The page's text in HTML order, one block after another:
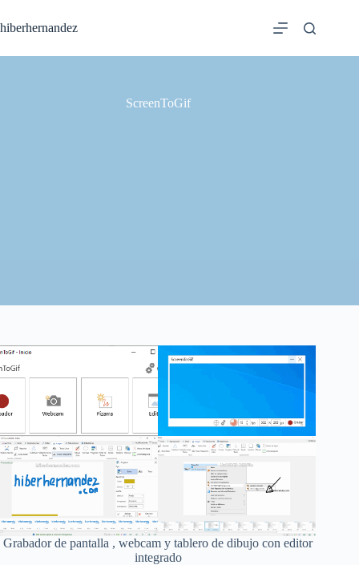
al
contenido
hiberhernandez
ScreenToGif
Grabador de pantalla , webcam y tablero de dibujo con editor
integrado